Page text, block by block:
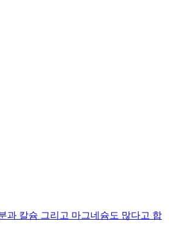
과 칼슘 그리고 마그네슘도 많다고 합